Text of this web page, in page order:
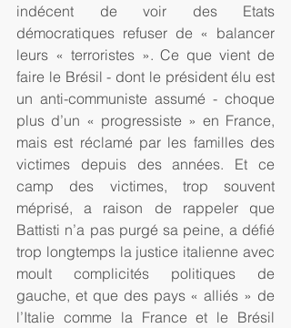
indécent de voir des Etats
démocratiques refuser de « balancer
leurs « terroristes ». Ce que vient de
faire le Brésil - dont le président élu est
un anti-communiste assumé - choque
plus d’un « progressiste » en France,
mais est réclamé par les familles des
victimes depuis des années. Et ce
camp des victimes, trop souvent
méprisé, a raison de rappeler que
Battisti n’a pas purgé sa peine, a défié
trop longtemps la justice italienne avec
moult complicités politiques de
gauche, et que des pays « alliés » de
l’Italie comme la France et le Brésil